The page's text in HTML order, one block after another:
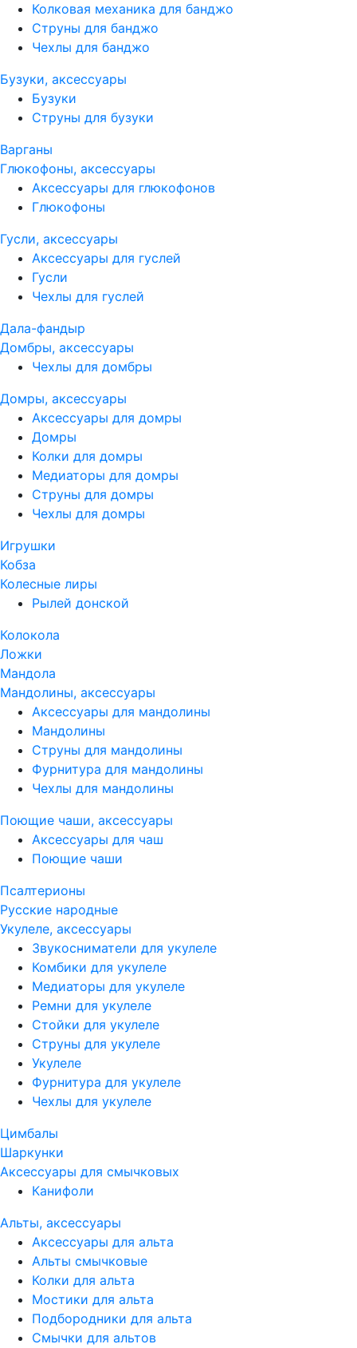
Колковая механика для банджо
Струны для банджо
Чехлы для банджо
Бузуки, аксессуары
Бузуки
Струны для бузуки
Варганы
Глюкофоны, аксессуары
Аксессуары для глюкофонов
Глюкофоны
Гусли, аксессуары
Аксессуары для гуслей
Гусли
Чехлы для гуслей
Дала-фандыр
Домбры, аксессуары
Чехлы для домбры
Домры, аксессуары
Аксессуары для домры
Домры
Колки для домры
Медиаторы для домры
Струны для домры
Чехлы для домры
Игрушки
Кобза
Колесные лиры
Рылей донской
Колокола
Ложки
Мандола
Мандолины, аксессуары
Аксессуары для мандолины
Мандолины
Струны для мандолины
Фурнитура для мандолины
Чехлы для мандолины
Поющие чаши, аксессуары
Аксессуары для чаш
Поющие чаши
Псалтерионы
Русские народные
Укулеле, аксессуары
Звукосниматели для укулеле
Комбики для укулеле
Медиаторы для укулеле
Ремни для укулеле
Стойки для укулеле
Струны для укулеле
Укулеле
Фурнитура для укулеле
Чехлы для укулеле
Цимбалы
Шаркунки
Аксессуары для смычковых
Канифоли
Альты, аксессуары
Аксессуары для альта
Альты смычковые
Колки для альта
Мостики для альта
Подбородники для альта
Смычки для альтов